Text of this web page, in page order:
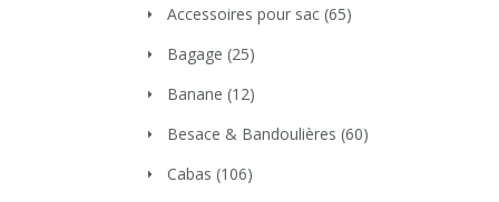
Accessoires pour sac (65)
Bagage (25)
Banane (12)
Besace & Bandoulières (60)
Cabas (106)